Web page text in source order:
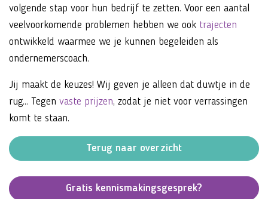
volgende stap voor hun bedrijf te zetten. Voor een aantal
veelvoorkomende problemen hebben we ook trajecten
ontwikkeld waarmee we je kunnen begeleiden als
ondernemerscoach.
Jij maakt de keuzes! Wij geven je alleen dat duwtje in de
rug... Tegen vaste prijzen, zodat je niet voor verrassingen
komt te staan.
Terug naar overzicht
Gratis kennismakingsgesprek?